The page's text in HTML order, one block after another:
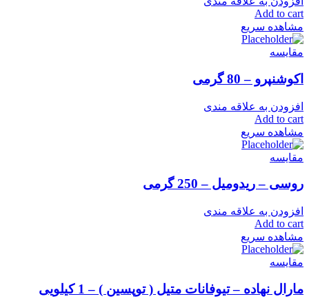
Add to cart
مشاهده سریع
مقایسه
اکوشنپرو – 80 گرمی
افزودن به علاقه مندی
Add to cart
مشاهده سریع
مقایسه
روسی – ریدومیل – 250 گرمی
افزودن به علاقه مندی
Add to cart
مشاهده سریع
مقایسه
مارال نهاده – تیوفانات متیل ( توپسین ) – 1 کیلویی